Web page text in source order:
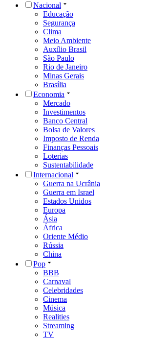
Nacional
Educação
Segurança
Clima
Meio Ambiente
Auxílio Brasil
São Paulo
Rio de Janeiro
Minas Gerais
Brasília
Economia
Mercado
Investimentos
Banco Central
Bolsa de Valores
Imposto de Renda
Finanças Pessoais
Loterias
Sustentabilidade
Internacional
Guerra na Ucrânia
Guerra em Israel
Estados Unidos
Europa
Ásia
África
Oriente Médio
Rússia
China
Pop
BBB
Carnaval
Celebridades
Cinema
Música
Realities
Streaming
TV